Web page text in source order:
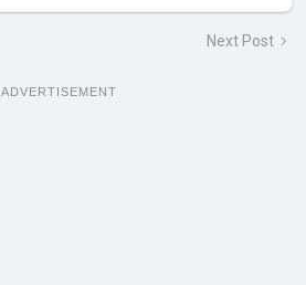
Next Post
ADVERTISEMENT